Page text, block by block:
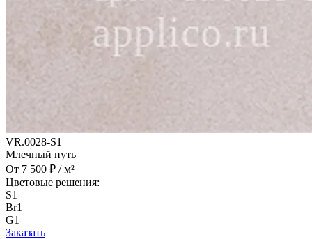
VR.0028-S1
Млечный путь
От 7 500 ₽ / м²
Цветовые решения:
S1
Br1
G1
Заказать